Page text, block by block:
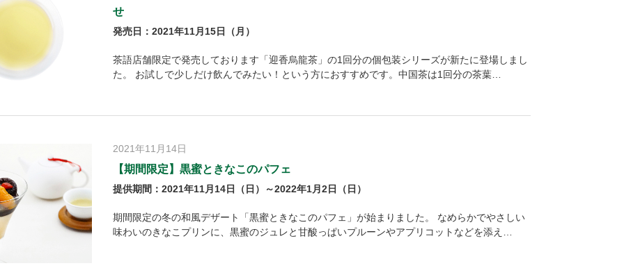
せ
発売日：2021年11月15日（月）
茶語店舗限定で発売しております「迎香烏龍茶」の1回分の個包装シリーズが新たに登場しまし
た。 お試しで少しだけ飲んでみたい！という方におすすめです。中国茶は1回分の茶葉…
2021年11月14日
【期間限定】黒蜜ときなこのパフェ
提供期間：2021年11月14日（日）～2022年1月2日（日）
期間限定の冬の和風デザート「黒蜜ときなこのパフェ」が始まりました。 なめらかでやさしい
味わいのきなこプリンに、黒蜜のジュレと甘酸っぱいプルーンやアプリコットなどを添え…